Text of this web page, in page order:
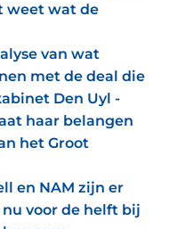
weet wat de
van wat
met de deal die
Den Uyl -
haar belangen
het Groot
en NAM zijn er
voor de helft bij